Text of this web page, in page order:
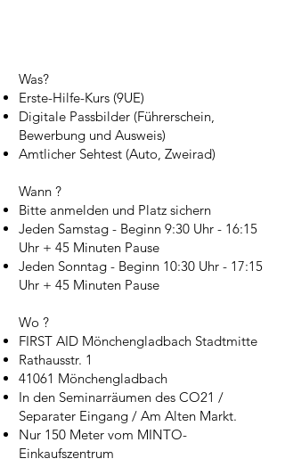
Was?
Erste-Hilfe-Kurs (9UE)​​
Digitale Passbilder (Führerschein,
Bewerbung und Ausweis)
Amtlicher Sehtest (Auto, Zweirad)
Wann ?
Bitte anmelden und Platz sichern
Jeden Samstag - Beginn 9:30 Uhr - 16:15
Uhr + 45 Minuten Pause
Jeden Sonntag - Beginn 10:30 Uhr - 17:15
Uhr + 45 Minuten Pause
Wo ?
FIRST AID Mönchengladbach Stadtmitte
Rathausstr. 1
41061 Mönchengladbach
In den Seminarräumen des CO21 /
Separater Eingang / Am Alten Markt.
Nur 150 Meter vom MINTO-
Einkaufszentrum